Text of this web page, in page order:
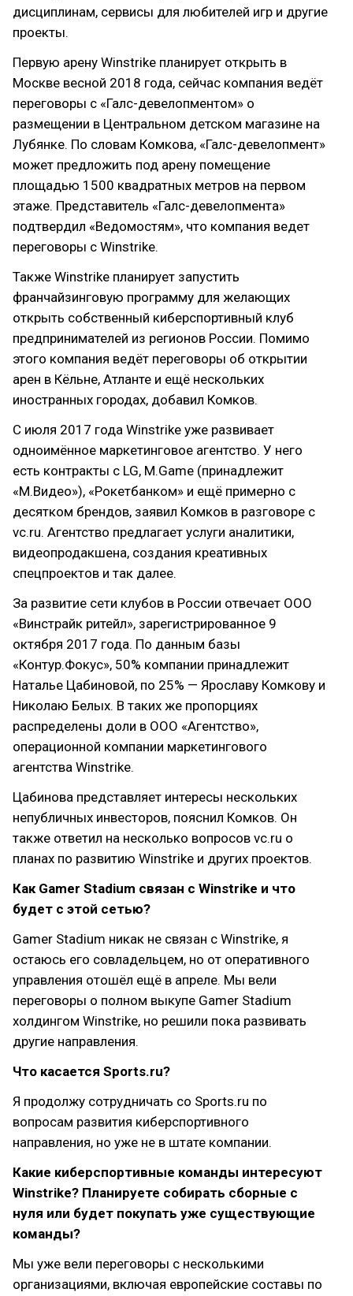
дисциплинам, сервисы для любителей игр и другие
проекты.
Первую арену Winstrike планирует открыть в
Москве весной 2018 года, сейчас компания ведёт
переговоры с «Галс-девелопментом» о
размещении в Центральном детском магазине на
Лубянке. По словам Комкова, «Галс-девелопмент»
может предложить под арену помещение
площадью 1500 квадратных метров на первом
этаже. Представитель «Галс-девелопмента»
подтвердил «Ведомостям», что компания ведет
переговоры с Winstrike.
Также Winstrike планирует запустить
франчайзинговую программу для желающих
открыть собственный киберспортивный клуб
предпринимателей из регионов России. Помимо
этого компания ведёт переговоры об открытии
арен в Кёльне, Атланте и ещё нескольких
иностранных городах, добавил Комков.
С июля 2017 года Winstrike уже развивает
одноимённое маркетинговое агентство. У него
есть контракты с LG, M.Game (принадлежит
«М.Видео»), «Рокетбанком» и ещё примерно с
десятком брендов, заявил Комков в разговоре с
vc.ru. Агентство предлагает услуги аналитики,
видеопродакшена, создания креативных
спецпроектов и так далее.
За развитие сети клубов в России отвечает ООО
«Винстрайк ритейл», зарегистрированное 9
октября 2017 года. По данным базы
«Контур.Фокус», 50% компании принадлежит
Наталье Цабиновой, по 25% — Ярославу Комкову и
Николаю Белых. В таких же пропорциях
распределены доли в ООО «Агентство»,
операционной компании маркетингового
агентства Winstrike.
Цабинова представляет интересы нескольких
непубличных инвесторов, пояснил Комков. Он
также ответил на несколько вопросов vc.ru о
планах по развитию Winstrike и других проектов.
Как Gamer Stadium связан с Winstrike и что
будет с этой сетью?
Gamer Stadium никак не связан с Winstrike, я
остаюсь его совладельцем, но от оперативного
управления отошёл ещё в апреле. Мы вели
переговоры о полном выкупе Gamer Stadium
холдингом Winstrike, но решили пока развивать
другие направления.
Что касается Sports.ru?
Я продолжу сотрудничать со Sports.ru по
вопросам развития киберспортивного
направления, но уже не в штате компании.
Какие киберспортивные команды интересуют
Winstrike? Планируете собирать сборные с
нуля или будет покупать уже существующие
команды?
Мы уже вели переговоры с несколькими
организациями, включая европейские составы по